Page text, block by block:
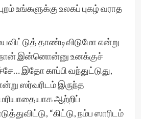
உங்களுக்கு உலகப் புகழ் வராத
தாண்டிவிடுமோ என்று
இன்னொன்னு உனக்குச்
இதோ காப்பி வந்துட்டுது,
ஸர்வரிடம் இருந்த
ஆற்றிப்
“கிட்டு, நம்ப ஸாரிடம்